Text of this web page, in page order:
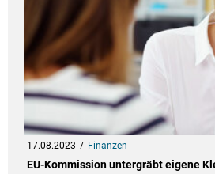
17.08.2023 Finanzen
EU-Kommission untergräbt eigene